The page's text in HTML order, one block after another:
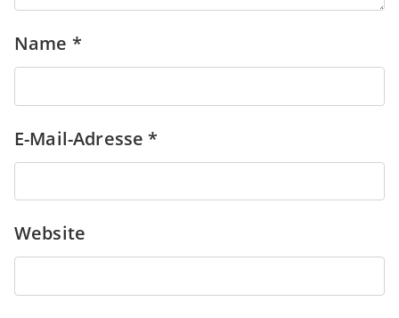
Name *
E-Mail-Adresse*
Website